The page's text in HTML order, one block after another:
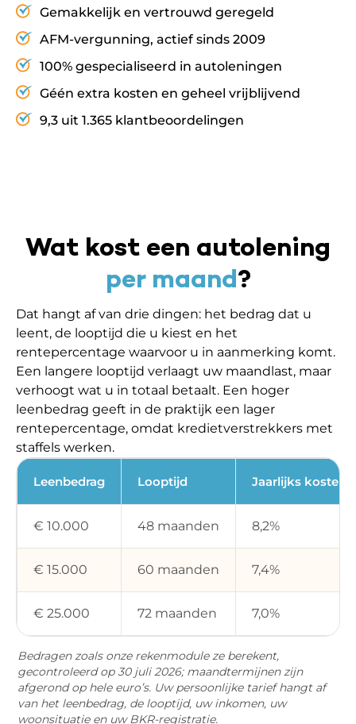
Gemakkelijk en vertrouwd geregeld
AFM-vergunning, actief sinds 2009
100% gespecialiseerd in autoleningen
Géén extra kosten en geheel vrijblijvend
9,3 uit 1.365 klantbeoordelingen
Wat kost een autolening
per maand?
Dat hangt af van drie dingen: het bedrag dat u
leent, de looptijd die u kiest en het
rentepercentage waarvoor u in aanmerking komt.
Een langere looptijd verlaagt uw maandlast, maar
verhoogt wat u in totaal betaalt. Een hoger
leenbedrag geeft in de praktijk een lager
rentepercentage, omdat kredietverstrekkers met
staffels werken.
Leenbedrag Looptijd Jaarlijks
€ 10.000 48 maanden 8,2%
€ 15.000 60 maanden 7,4%
€ 25.000 72 maanden 7,0%
Bedragen zoals onze rekenmodule ze berekent,
gecontroleerd op 30 juli 2026; maandtermijnen zijn
afgerond op hele euro’s. Uw persoonlijke tarief hangt af
van het leenbedrag, de looptijd, uw inkomen, uw
woonsituatie en uw BKR-registratie.